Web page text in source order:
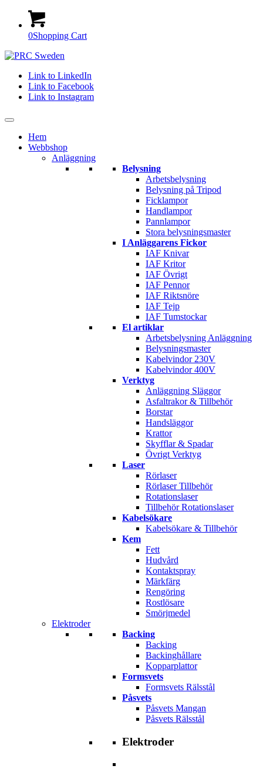
0Shopping Cart
Link to LinkedIn
Link to Facebook
Link to Instagram
Hem
Webbshop
Anläggning
Belysning
Arbetsbelysning
Belysning på Tripod
Ficklampor
Handlampor
Pannlampor
Stora belysningsmaster
I Anläggarens Fickor
IAF Knivar
IAF Kritor
IAF Övrigt
IAF Pennor
IAF Riktsnöre
IAF Tejp
IAF Tumstockar
El artiklar
Arbetsbelysning Anläggning
Belysningsmaster
Kabelvindor 230V
Kabelvindor 400V
Verktyg
Anläggning Släggor
Asfaltrakor & Tillbehör
Borstar
Handsläggor
Krattor
Skyfflar & Spadar
Övrigt Verktyg
Laser
Rörlaser
Rörlaser Tillbehör
Rotationslaser
Tillbehör Rotationslaser
Kabelsökare
Kabelsökare & Tillbehör
Kem
Fett
Hudvård
Kontaktspray
Märkfärg
Rengöring
Rostlösare
Smörjmedel
Elektroder
Backing
Backing
Backinghållare
Kopparplattor
Formsvets
Formsvets Rälsstål
Påsvets
Påsvets Mangan
Påsvets Rälsstål
Elektroder